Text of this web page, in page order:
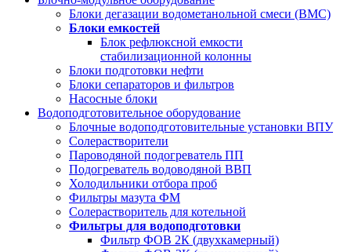
Блоки дегазации водометанольной смеси (BMC)
Блоки емкостей
Блок рефлюксной емкости
стабилизационной колонны
Блоки подготовки нефти
Блоки сепараторов и фильтров
Насосные блоки
Водоподготовительное оборудование
Блочные водоподготовительные установки ВПУ
Солерастворители
Пароводяной подогреватель ПП
Подогреватель водоводяной ВВП
Холодильники отбора проб
Фильтры мазута ФМ
Солерастворитель для котельной
Фильтры для водоподготовки
Фильтр ФОВ 2К (двухкамерный)